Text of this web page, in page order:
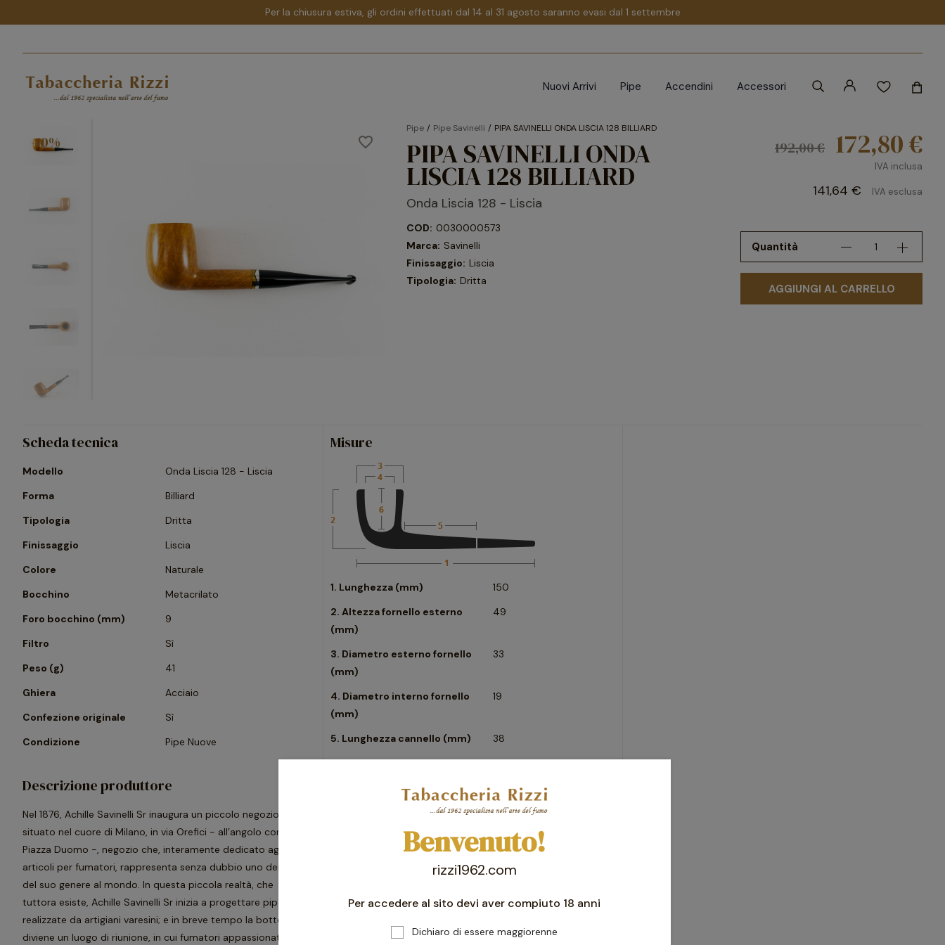
Per la chiusura estiva, gli ordini effettuati dal 14 al 31 agosto saranno evasi dal 1 settembre
Nuovi Arrivi Pipe Accendini Accessori
favorite_border
-10%
Pipe Pipe Savinelli PIPA SAVINELLI ONDA LISCIA 128 BILLIARD
PIPA SAVINELLI ONDA
LISCIA 128 BILLIARD
Onda Liscia 128 - Liscia
COD: 0030000573
Marca: Savinelli
Finissaggio: Liscia
Tipologia: Dritta
192,00 € 172,80 €
IVA inclusa
141,64 € IVA esclusa
Quantità
AGGIUNGI AL CARRELLO
Scheda tecnica
Modello
Onda Liscia 128 - Liscia
Forma
Billiard
Tipologia
Dritta
Finissaggio
Liscia
Colore
Naturale
Bocchino
Metacrilato
Foro bocchino (mm)
9
Filtro
Sì
Peso (g)
41
Ghiera
Acciaio
Confezione originale
Sì
Condizione
Pipe Nuove
Descrizione produttore
Nel 1876, Achille Savinelli Sr inaugura un piccolo negozio
situato nel cuore di Milano, in via Orefici - all’angolo con
Piazza Duomo -, negozio che, interamente dedicato agli
articoli per fumatori, rappresenta senza dubbio uno dei primi
del suo genere al mondo. In questa piccola realtà, che
tuttora esiste, Achille Savinelli Sr inizia a progettare pipe, poi
realizzate da artigiani varesini; e in breve tempo la bottega
diviene un luogo di riunione, in cui fumatori appassionati si
Misure
1. Lunghezza (mm)
150
2. Altezza fornello esterno
(mm)
49
3. Diametro esterno fornello
(mm)
33
4. Diametro interno fornello
(mm)
19
5. Lunghezza cannello (mm)
38
6. Altezza fornello interno
42
Benvenuto!
rizzi1962.com
Per accedere al sito devi aver compiuto 18 anni
Dichiaro di essere maggiorenne